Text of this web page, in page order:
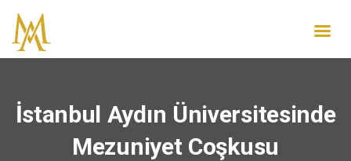
İstanbul Aydın Üniversitesinde
Mezuniyet Coşkusu